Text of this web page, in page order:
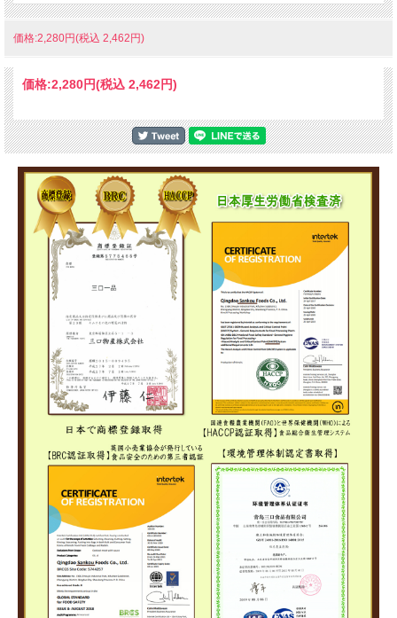
価格:2,280円(税込 2,462円)
価格:2,280円(税込 2,462円)